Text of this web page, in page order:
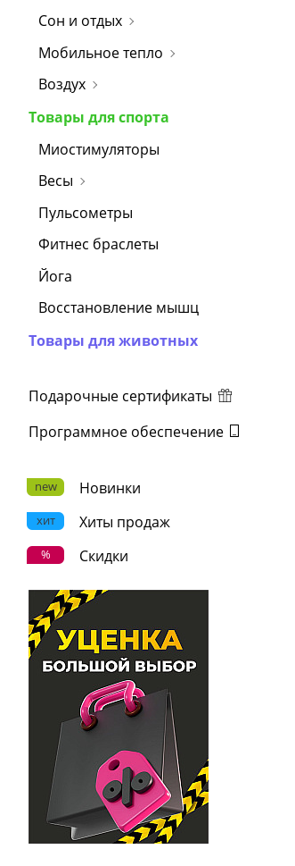
Сон и отдых
Мобильное тепло
Воздух
Товары для спорта
Миостимуляторы
Весы
Пульсометры
Фитнес браслеты
Йога
Восстановление мышц
Товары для животных
Подарочные сертификаты
Программное обеспечение
new Новинки
хит Хиты продаж
% Скидки